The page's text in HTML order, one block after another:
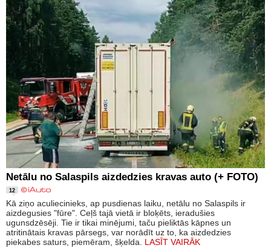
Netālu no Salaspils aizdedzies kravas auto (+ FOTO)
12
Kā ziņo aculiecinieks, ap pusdienas laiku, netālu no Salaspils ir
aizdegusies "fūre". Ceļš tajā vietā ir bloķēts, ieradušies
ugunsdzēsēji. Tie ir tikai minējumi, taču pieliktās kāpnes un
atritinātais kravas pārsegs, var norādīt uz to, ka aizdedzies
piekabes saturs, piemēram, šķelda. LASĪT VAIRĀK